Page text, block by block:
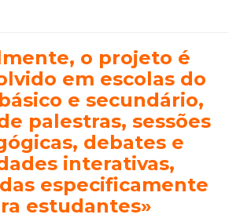
o projeto é
em escolas do
e secundário,
palestras, sessões
debates e
interativas,
especificamente
estudantes»